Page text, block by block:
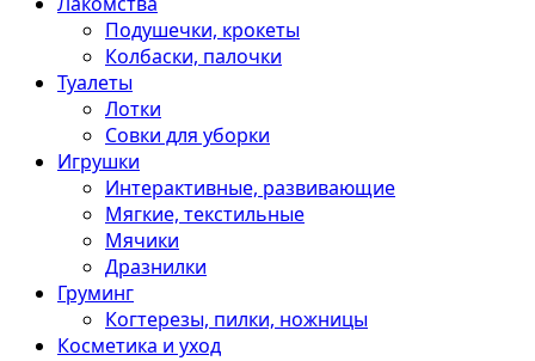
Подушечки, крокеты
Колбаски, палочки
Туалеты
Лотки
Совки для уборки
Игрушки
Интерактивные, развивающие
Мягкие, текстильные
Мячики
Дразнилки
Груминг
Когтерезы, пилки, ножницы
Косметика и уход